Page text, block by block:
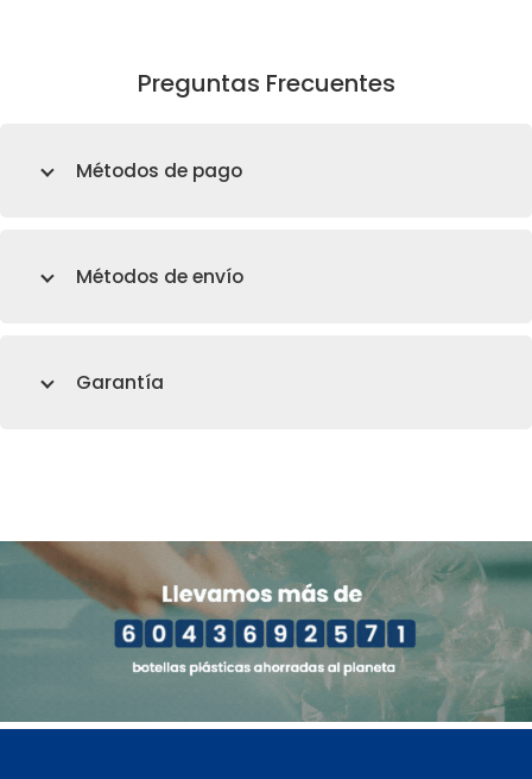
Preguntas Frecuentes
Métodos de pago
Métodos de envío
Garantía